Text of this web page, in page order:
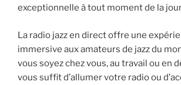
exceptionnelle à tout moment de la
La radio jazz en direct offre une
immersive aux amateurs de jazz du
vous soyez chez vous, au travail ou en
vous suffit d’allumer votre radio ou